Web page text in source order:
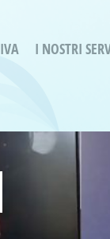
I NOSTRI
Bessimo
Servizio
Regina di
Servizi di